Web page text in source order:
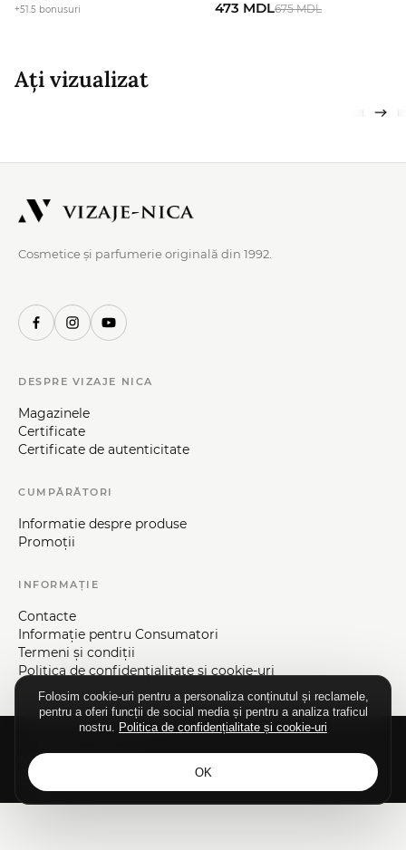
+51.5 bonusuri 473 MDL675 MDL
Ați vizualizat
Cosmetice și parfumerie originală din 1992.
DESPRE VIZAJE NICA
Magazinele
Certificate
Certificate de autenticitate
CUMPĂRĂTORI
Informatie despre produse
Promoții
INFORMAȚIE
Contacte
Informaţie pentru Consumatori
Termeni și condiții
Politica de confidențialitate și cookie-uri
Toate drepturile rezervate.
Folosim cookie-uri pentru a personaliza conținutul și reclamele,
pentru a oferi funcții de social media și pentru a analiza traficul
nostru. Politica de confidențialitate și cookie-uri
OK